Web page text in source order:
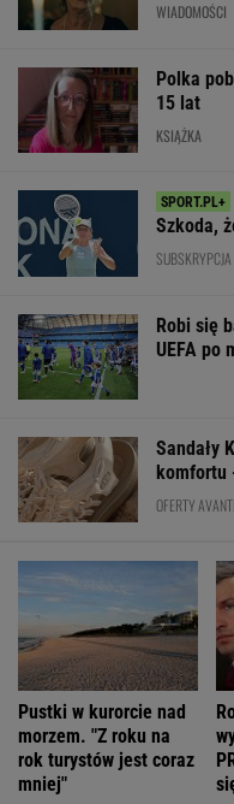
WIADOMOŚCI
Polka
15 lat
KSIĄŻKA
Szkoda,
SUBSKRYPCJA
Robi się
UEFA po
Sandały
komfortu
OFERTY
Pustki w kurorcie nad
morzem. "Z roku na
rok turystów jest coraz
mniej"